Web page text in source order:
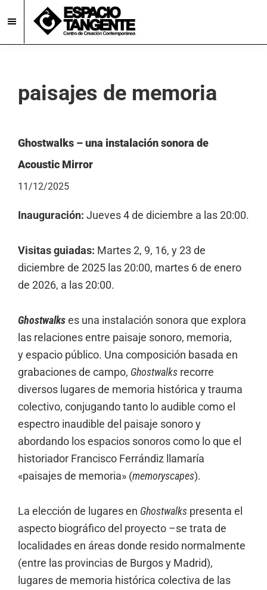
to
main
to
footerEspacio
Creación
Contemporánea
Burgos
paisajes de memoria
Ghostwalks – una instalación sonora de
Acoustic Mirror
11/12/2025
Inauguración: Jueves 4 de diciembre a las 20:00.
Visitas guiadas: Martes 2, 9, 16, y 23 de
diciembre de 2025 las 20:00, martes 6 de enero
de 2026, a las 20:00.
Ghostwalkses una instalación sonora que explora
las relaciones entre paisaje sonoro, memoria,
yespacio público. Una composición basada en
grabaciones de campo, Ghostwalks recorre
diversos lugares de memoria histórica y trauma
colectivo, conjugando tanto lo audible como el
espectro inaudible del paisaje sonoro y
abordando los espacios sonoros como lo que el
historiador Francisco Ferrándiz llamaría
«paisajes de memoria» (memoryscapes).
La elección de lugares en Ghostwalks presenta el
aspecto biográfico del proyecto –se trata de
localidades en áreas donde resido normalmente
(entre las provincias de Burgos y Madrid),
lugares de memoria histórica colectiva de las